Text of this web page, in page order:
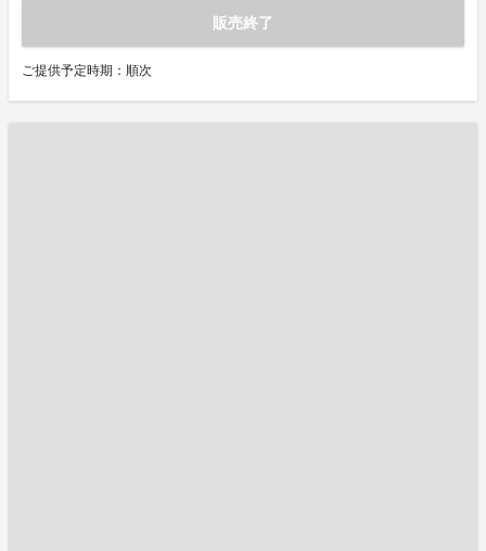
販売終了
ご提供予定時期：順次